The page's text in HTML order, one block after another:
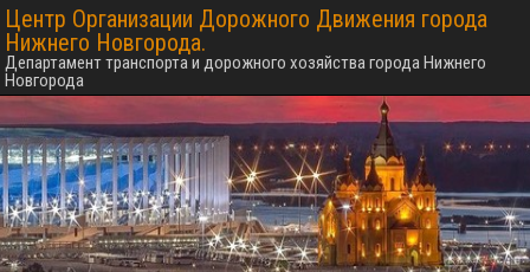
Центр Организации Дорожного Движения города
Нижнего Новгорода.
Департамент транспорта и дорожного хозяйства города Нижнего
Новгорода